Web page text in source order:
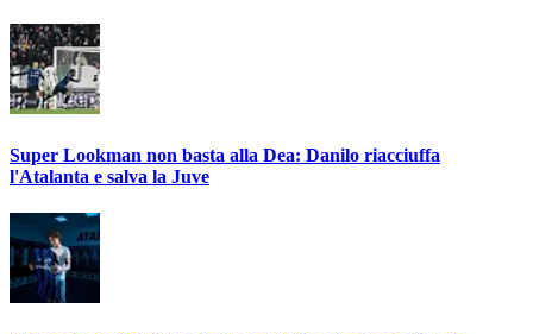
Super Lookman non basta alla Dea: Danilo riacciuffa
l'Atalanta e salva la Juve